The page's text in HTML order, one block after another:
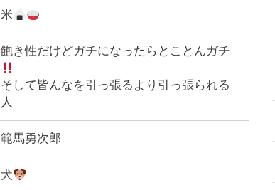
米
飽き性だけどガチになったらとことんガチ
そして皆んなを引っ張るより引っ張られる
人
範馬勇次郎
犬